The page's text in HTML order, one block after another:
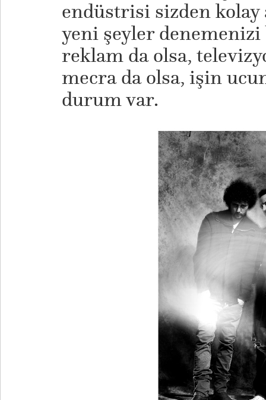
endüstrisi sizden kolay
yeni şeyler
reklam da olsa,
mecra da olsa, işin
durum var.